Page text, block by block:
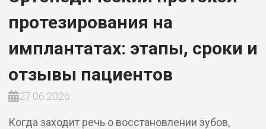
протезирования на
имплантатах: этапы, сроки и
отзывы пациентов
27.06.2026
Когда заходит речь о восстановлении зубов,